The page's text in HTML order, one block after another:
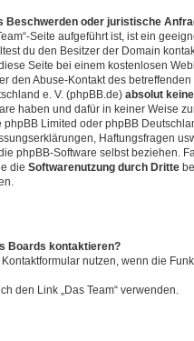
Beschwerden oder juristische
Seite aufgeführt ist, ist ein
du den Besitzer der Domain
Seite bei einem kostenlosen
den Abuse-Kontakt des
e. V. (phpBB.de) absolut
haben und dafür in keiner Weise
Limited oder phpBB
Haftungsfragen
phpBB-Software selbst beziehen.
die Softwarenutzung durch Dritte
Boards kontaktieren?
nutzen, wenn die
den Link „Das Team“ verwenden.